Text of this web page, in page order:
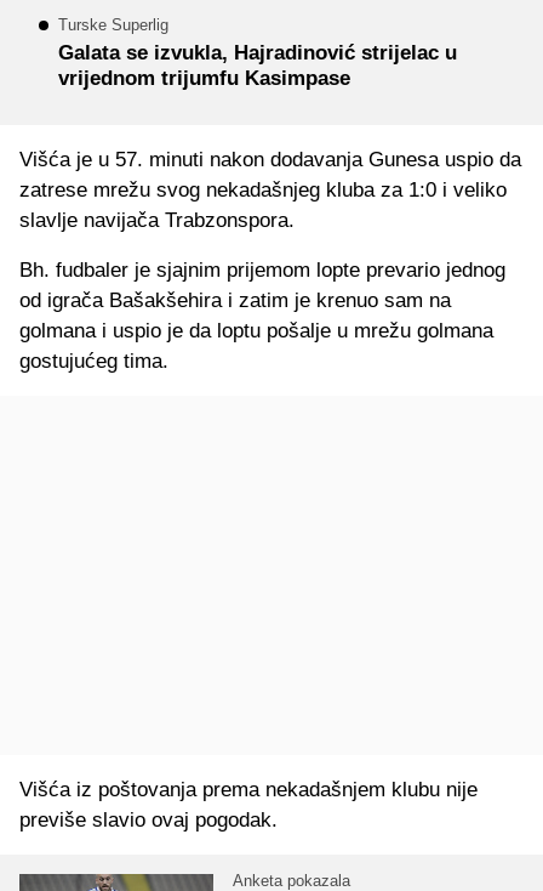
Turske Superlig
Galata se izvukla, Hajradinović strijelac u
vrijednom trijumfu Kasimpase
Višća je u 57. minuti nakon dodavanja Gunesa uspio da
zatrese mrežu svog nekadašnjeg kluba za 1:0 i veliko
slavlje navijača Trabzonspora.
Bh. fudbaler je sjajnim prijemom lopte prevario jednog
od igrača Bašakšehira i zatim je krenuo sam na
golmana i uspio je da loptu pošalje u mrežu golmana
gostujućeg tima.
Višća iz poštovanja prema nekadašnjem klubu nije
previše slavio ovaj pogodak.
Anketa pokazala